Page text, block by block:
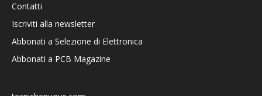
Contatti
Iscriviti alla newsletter
Abbonati a Selezione di Elettronica
Abbonati a PCB Magazine